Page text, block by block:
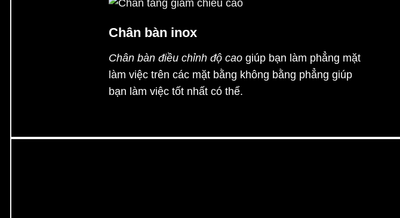
Chân bàn inox
Chân bàn điều chỉnh độ cao giúp bạn làm phẳng mặt
làm việc trên các mặt bằng không bằng phẳng giúp
bạn làm việc tốt nhất có thể.